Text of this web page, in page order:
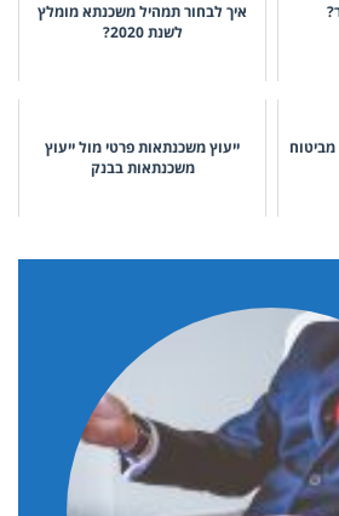
איך לבחור תמהיל משכנתא מומלץ
לשנת 2020?
מביטוח
ייעוץ משכנתאות פרטי מול ייעוץ
משכנתאות בבנק